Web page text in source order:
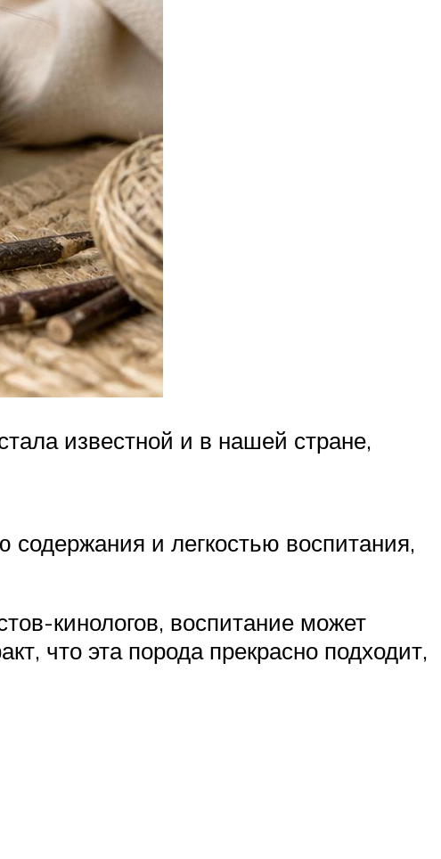
известной и в нашей стране,
содержания и легкостью воспитания,
кинологов, воспитание может
что эта порода прекрасно подходит,